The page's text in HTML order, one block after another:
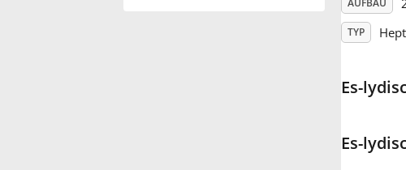
AUFBAU
TYP
Es-
Es-